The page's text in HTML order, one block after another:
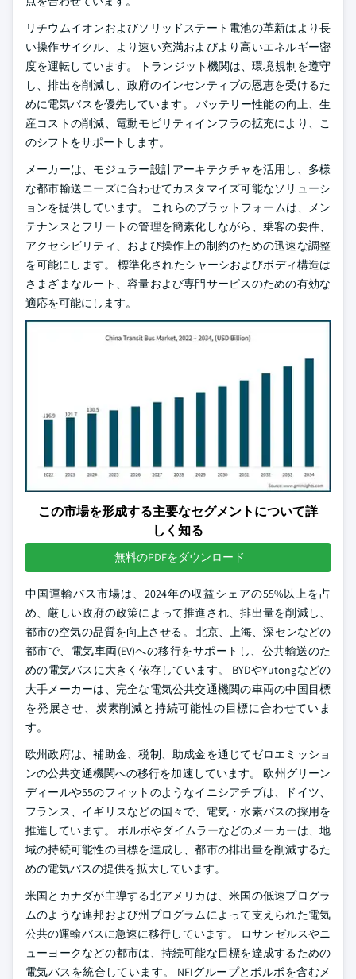
リチウムイオンおよびソリッドステート電池の革新はより長
い操作サイクル、より速い充満およびより高いエネルギー密
度を運転しています。 トランジット機関は、環境規制を遵守
し、排出を削減し、政府のインセンティブの恩恵を受けるた
めに電気バスを優先しています。 バッテリー性能の向上、生
産コストの削減、電動モビリティインフラの拡充により、こ
のシフトをサポートします。
メーカーは、モジュラー設計アーキテクチャを活用し、多様
な都市輸送ニーズに合わせてカスタマイズ可能なソリューシ
ョンを提供しています。 これらのプラットフォームは、メン
テナンスとフリートの管理を簡素化しながら、乗客の要件、
アクセシビリティ、および操作上の制約のための迅速な調整
を可能にします。 標準化されたシャーシおよびボディ構造は
さまざまなルート、容量および専門サービスのための有効な
適応を可能にします。
この市場を形成する主要なセグメントについて詳
しく知る
無料のPDFをダウンロード
中国運輸バス市場は、2024年の収益シェアの55%以上を占
め、厳しい政府の政策によって推進され、排出量を削減し、
都市の空気の品質を向上させる。 北京、上海、深センなどの
都市で、電気車両(EV)への移行をサポートし、公共輸送のた
めの電気バスに大きく依存しています。 BYDやYutongなどの
大手メーカーは、完全な電気公共交通機関の車両の中国目標
を発展させ、炭素削減と持続可能性の目標に合わせていま
す。
欧州政府は、補助金、税制、助成金を通じてゼロエミッショ
ンの公共交通機関への移行を加速しています。 欧州グリーン
ディールや55のフィットのようなイニシアチブは、ドイツ、
フランス、イギリスなどの国々で、電気・水素バスの採用を
推進しています。 ボルボやダイムラーなどのメーカーは、地
域の持続可能性の目標を達成し、都市の排出量を削減するた
めの電気バスの提供を拡大しています。
米国とカナダが主導する北アメリカは、米国の低速プログラ
ムのような連邦および州プログラムによって支えられた電気
公共の運輸バスに急速に移行しています。 ロサンゼルスやニ
ューヨークなどの都市は、持続可能な目標を達成するための
電気バスを統合しています。 NFIグループとボルボを含むメ